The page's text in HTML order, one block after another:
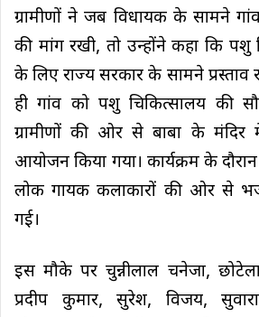
ग्रामीणों ने जब विधायक के सामने
की मांग रखी, तो उन्होंने कहा कि
के लिए राज्य सरकार के सामने
ही गांव को पशु चिकित्सालय की
ग्रामीणों की ओर से बाबा के मंदिर
आयोजन किया गया। कार्यक्रम के
लोक गायक कलाकारों की ओर से
गई।
इस मौके पर चुन्नीलाल चनेजा,
प्रदीप कुमार, सुरेश, विजय,